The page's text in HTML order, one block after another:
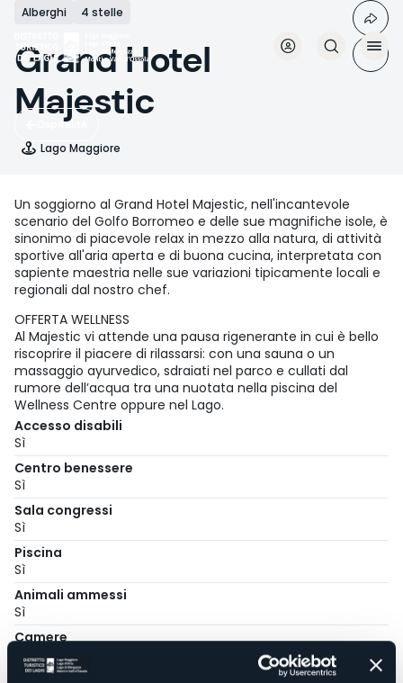
Salta
contenuto
principale
Ospitalità
Alberghi 4 stelle
Grand Hotel
Majestic
Lago Maggiore
Un soggiorno al Grand Hotel Majestic, nell'incantevole
scenario del Golfo Borromeo e delle sue magnifiche isole, è
sinonimo di piacevole relax in mezzo alla natura, di attività
sportive all'aria aperta e di buona cucina, interpretata con
sapiente maestria nelle sue variazioni tipicamente locali e
regionali dal nostro chef.
OFFERTA WELLNESS
Al Majestic vi attende una pausa rigenerante in cui è bello
riscoprire il piacere di rilassarsi: con una sauna o un
massaggio ayurvedico, sdraiati nel parco e cullati dal
rumore dell’acqua tra una nuotata nella piscina del
Wellness Centre oppure nel Lago.
Accesso disabili
Sì
Centro benessere
Sì
Sala congressi
Sì
Piscina
Sì
Animali ammessi
Sì
Camere
105